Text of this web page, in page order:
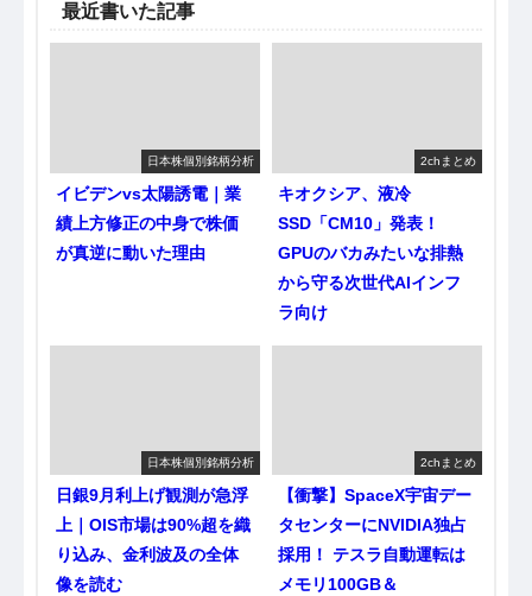
最近書いた記事
日本株個別銘柄分析
イビデンvs太陽誘電｜業
績上方修正の中身で株価
が真逆に動いた理由
2chまとめ
キオクシア、液冷
SSD「CM10」発表！
GPUのバカみたいな排熱
から守る次世代AIインフ
ラ向け
日本株個別銘柄分析
日銀9月利上げ観測が急浮
上｜OIS市場は90%超を織
り込み、金利波及の全体
像を読む
2chまとめ
【衝撃】SpaceX宇宙デー
タセンターにNVIDIA独占
採用！ テスラ自動運転は
メモリ100GB＆